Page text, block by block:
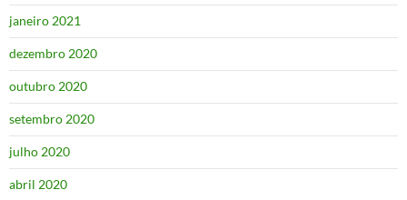
janeiro 2021
dezembro 2020
outubro 2020
setembro 2020
julho 2020
abril 2020